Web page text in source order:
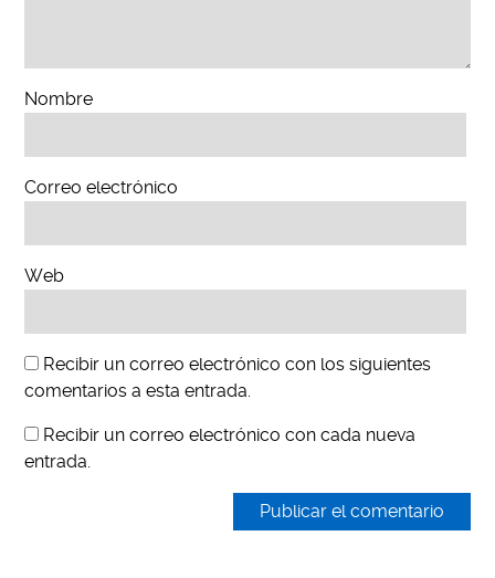
Nombre
Correo electrónico
Web
Recibir un correo electrónico con los siguientes
comentarios a esta entrada.
Recibir un correo electrónico con cada nueva
entrada.